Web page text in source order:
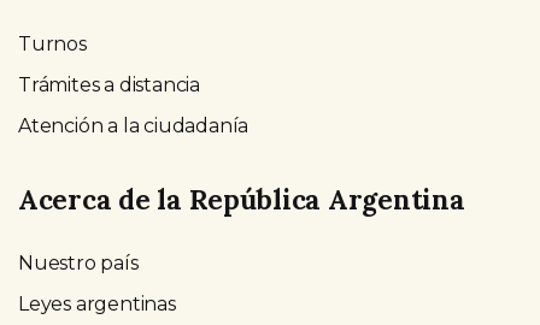
Turnos
Trámites a distancia
Atención a la ciudadanía
Acerca de la República Argentina
Nuestro país
Leyes argentinas